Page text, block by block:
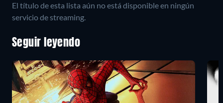
El título de esta lista aún no está disponible en ningún
servicio de streaming.
Seguir leyendo